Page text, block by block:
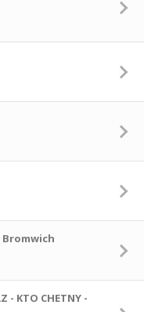
Bromwich
- KTO CHETNY -